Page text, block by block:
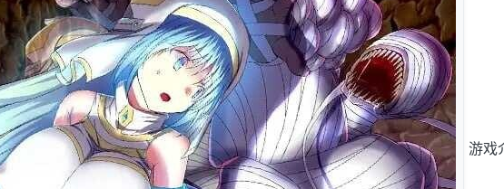
游戏